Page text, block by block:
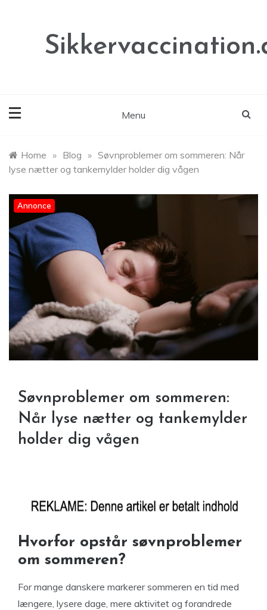
Menu
Home » Blog » Søvnproblemer om sommeren: Når
lyse nætter og tankemylder holder dig vågen
Annonce
Søvnproblemer om sommeren:
Når lyse nætter og tankemylder
holder dig vågen
Hvorfor opstår søvnproblemer
om sommeren?
For mange danskere markerer sommeren en tid med
længere, lysere dage, mere aktivitet og forandrede